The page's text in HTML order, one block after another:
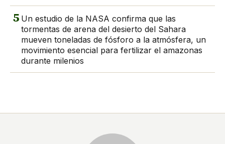
5 Un estudio de la NASA confirma que las
tormentas de arena del desierto del Sahara
mueven toneladas de fósforo a la atmósfera, un
movimiento esencial para fertilizar el amazonas
durante milenios